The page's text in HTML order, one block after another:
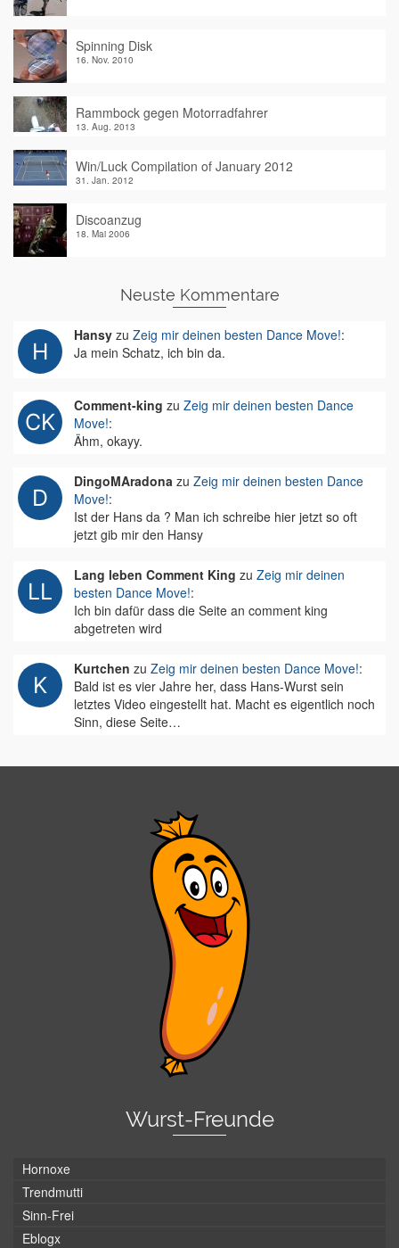
Spinning Disk
16. Nov. 2010
Rammbock gegen Motorradfahrer
13. Aug. 2013
Win/Luck Compilation of January 2012
31. Jan. 2012
Discoanzug
18. Mai 2006
Neuste Kommentare
Hansy zu Zeig mir deinen besten Dance Move!:
Ja mein Schatz, ich bin da.
Comment-king zu Zeig mir deinen besten Dance
Move!:
Ähm, okayy.
DingoMAradona zu Zeig mir deinen besten Dance
Move!:
Ist der Hans da ? Man ich schreibe hier jetzt so oft
jetzt gib mir den Hansy
Lang leben Comment King zu Zeig mir deinen
besten Dance Move!:
Ich bin dafür dass die Seite an comment king
abgetreten wird
Kurtchen zu Zeig mir deinen besten Dance Move!:
Bald ist es vier Jahre her, dass Hans-Wurst sein
letztes Video eingestellt hat. Macht es eigentlich noch
Sinn, diese Seite…
Wurst-Freunde
Hornoxe
Trendmutti
Sinn-Frei
Eblogx